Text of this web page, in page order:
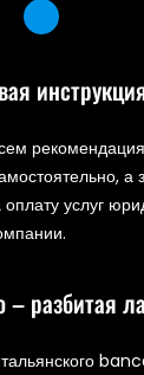
а
услуг
– разбитая